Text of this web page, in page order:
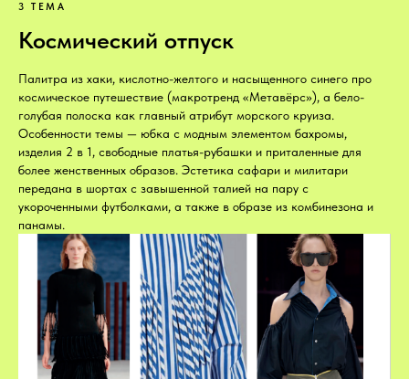
3 ТЕМА
Космический отпуск
Палитра из хаки, кислотно-желтого и насыщенного синего про
космическое путешествие (макротренд «Метавёрс»), а бело-
голубая полоска как главный атрибут морского круиза.
Особенности темы — юбка с модным элементом бахромы,
изделия 2 в 1, свободные платья-рубашки и приталенные для
более женственных образов. Эстетика сафари и милитари
передана в шортах с завышенной талией на пару с
укороченными футболками, а также в образе из комбинезона и
панамы.